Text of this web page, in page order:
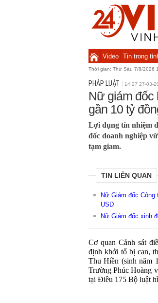
Video Tin trong
Thời gian: Thứ Sáu 7/8/2026
PHÁP LUẬT 14:27 27-03-
Nữ giám đốc
gần 10 tỷ
Lợi dụng tín nhiệm
đốc doanh nghiệp
tạm giam.
TIN LIÊN QUAN
Nữ Giám đốc
USD
Nữ Giám đốc xinh
Cơ quan Cảnh sát
định khởi tố bị can,
Thu Hiền (sinh năm
Trường Phúc Hoàng
tại Điều 175 Bộ luật